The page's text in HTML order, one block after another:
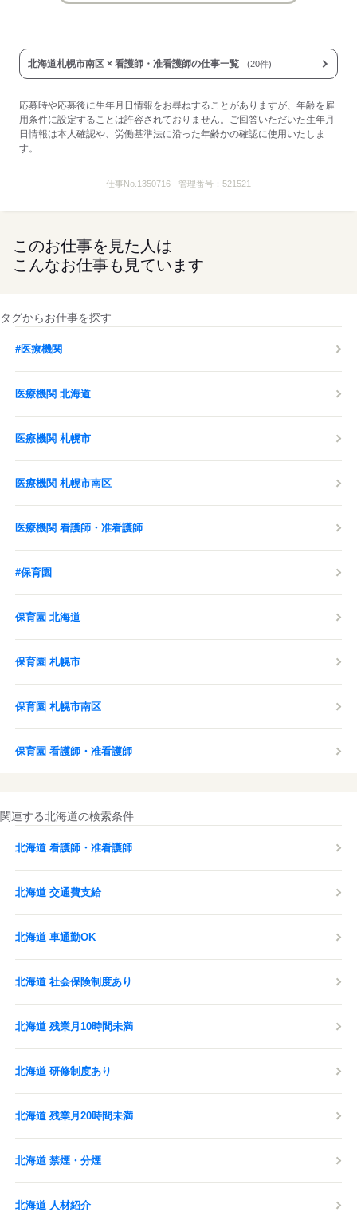
北海道札幌市南区 × 看護師・准看護師の仕事一覧 (20件)
応募時や応募後に生年月日情報をお尋ねすることがありますが、年齢を雇
用条件に設定することは許容されておりません。ご回答いただいた生年月
日情報は本人確認や、労働基準法に沿った年齢かの確認に使用いたしま
す。
仕事No. 1350716 管理番号： 521521
このお仕事を見た人は
こんなお仕事も見ています
タグからお仕事を探す
#医療機関
医療機関 北海道
医療機関 札幌市
医療機関 札幌市南区
医療機関 看護師・准看護師
#保育園
保育園 北海道
保育園 札幌市
保育園 札幌市南区
保育園 看護師・准看護師
関連する北海道の検索条件
北海道 看護師・准看護師
北海道 交通費支給
北海道 車通勤OK
北海道 社会保険制度あり
北海道 残業月10時間未満
北海道 研修制度あり
北海道 残業月20時間未満
北海道 禁煙・分煙
北海道 人材紹介